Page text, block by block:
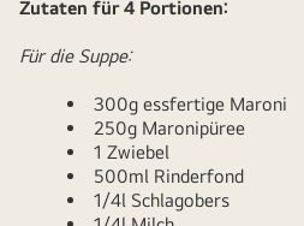
Zutaten für 4 Portionen:
Für die Suppe:
300g essfertige Maroni
250g Maronipüree
1 Zwiebel
500ml Rinderfond
1/4l Schlagobers